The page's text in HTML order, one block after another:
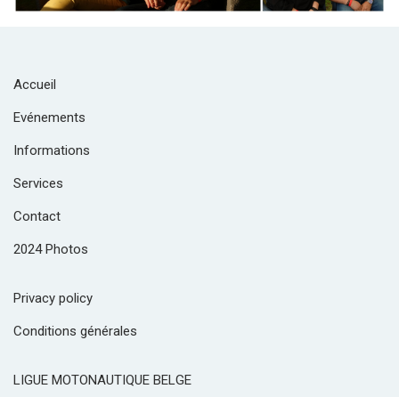
Accueil
Evénements
Informations
Services
Contact
2024 Photos
Privacy policy
Conditions générales
LIGUE MOTONAUTIQUE BELGE